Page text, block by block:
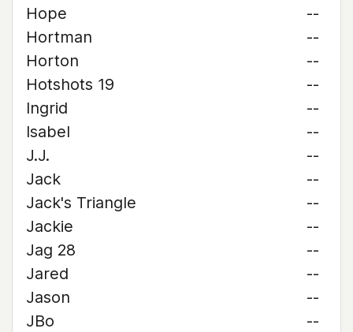
Hope
--
Hortman
--
Horton
--
Hotshots 19
--
Ingrid
--
Isabel
--
J.J.
--
Jack
--
Jack's Triangle
--
Jackie
--
Jag 28
--
Jared
--
Jason
--
JBo
--